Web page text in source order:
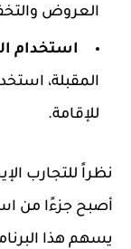
العروض
استخدام
المقبلة،
للإقامة.
نظراً